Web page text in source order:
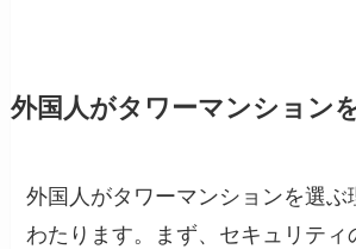
外国人がタワーマンション
外国人がタワーマンションを選ぶ
わたります。まず、セキュリティ